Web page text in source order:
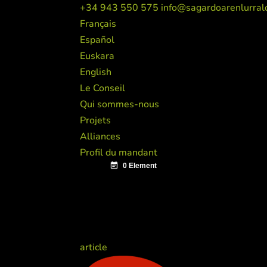
+34 943 550 575
Français
Español
Euskara
English
Le Conseil
Qui sommes-nous
Projets
Alliances
Profil du mandant
article